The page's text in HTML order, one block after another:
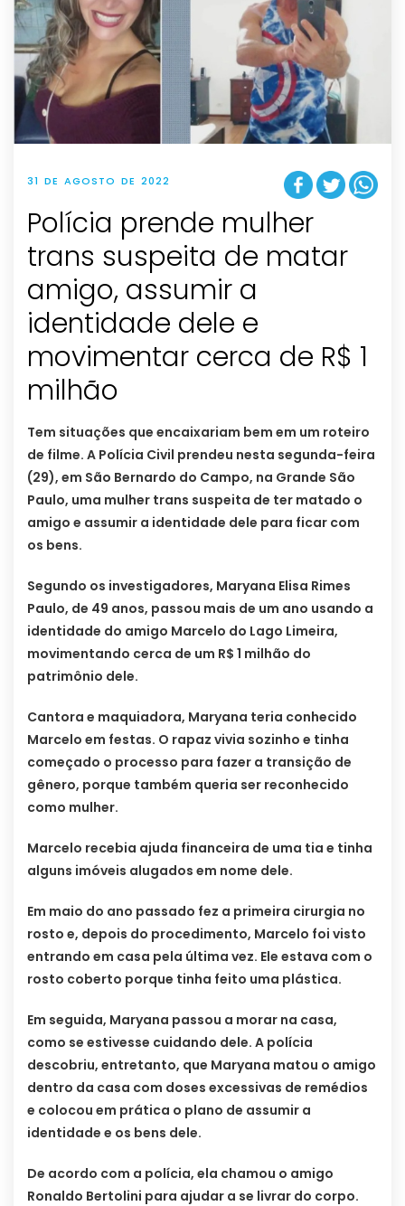
31 DE AGOSTO DE 2022
Polícia prende mulher
trans suspeita de matar
amigo, assumir a
identidade dele e
movimentar cerca de R$ 1
milhão
Tem situações que encaixariam bem em um roteiro
de filme. A Polícia Civil prendeu nesta segunda-feira
(29), em São Bernardo do Campo, na Grande São
Paulo, uma mulher trans suspeita de ter matado o
amigo e assumir a identidade dele para ficar com
os bens.
Segundo os investigadores, Maryana Elisa Rimes
Paulo, de 49 anos, passou mais de um ano usando a
identidade do amigo Marcelo do Lago Limeira,
movimentando cerca de um R$ 1 milhão do
patrimônio dele.
Cantora e maquiadora, Maryana teria conhecido
Marcelo em festas. O rapaz vivia sozinho e tinha
começado o processo para fazer a transição de
gênero, porque também queria ser reconhecido
como mulher.
Marcelo recebia ajuda financeira de uma tia e tinha
alguns imóveis alugados em nome dele.
Em maio do ano passado fez a primeira cirurgia no
rosto e, depois do procedimento, Marcelo foi visto
entrando em casa pela última vez. Ele estava com o
rosto coberto porque tinha feito uma plástica.
Em seguida, Maryana passou a morar na casa,
como se estivesse cuidando dele. A polícia
descobriu, entretanto, que Maryana matou o amigo
dentro da casa com doses excessivas de remédios
e colocou em prática o plano de assumir a
identidade e os bens dele.
De acordo com a polícia, ela chamou o amigo
Ronaldo Bertolini para ajudar a se livrar do corpo.